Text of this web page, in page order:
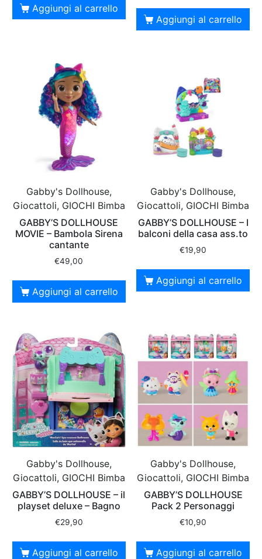
Aggiungi al carrello
Aggiungi al carrello
Gabby's Dollhouse,
Giocattoli, GIOCHI Bimba
GABBY’S DOLLHOUSE
MOVIE – Bambola Sirena
cantante
€49,00
Aggiungi al carrello
Gabby's Dollhouse,
Giocattoli, GIOCHI Bimba
GABBY’S DOLLHOUSE – I
balconi della casa ass.to
€19,90
Aggiungi al carrello
Gabby's Dollhouse,
Giocattoli, GIOCHI Bimba
GABBY’S DOLLHOUSE – il
playset deluxe – Bagno
€29,90
Aggiungi al carrello
Gabby's Dollhouse,
Giocattoli, GIOCHI Bimba
GABBY’S DOLLHOUSE
Pack 2 Personaggi
€10,90
Aggiungi al carrello